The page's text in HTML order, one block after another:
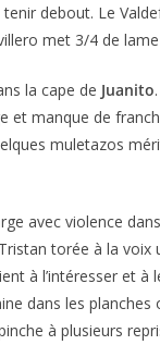
debout. Le
met 3/4 de
la cape de Juanito
manque de
muletazos
avec violence
torée à la voix
à l’intéresser et à
dans les planches
à plusieurs